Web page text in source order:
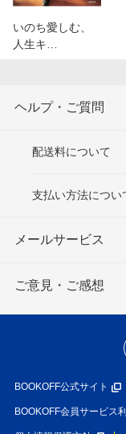
いのち愛しむ、
人生キ…
ヘルプ・ご質問
配送料について
支払い方法につい
メールサービス
ご意見・ご感想
BOOKOFF公式サイト
BOOKOFF会員サービス